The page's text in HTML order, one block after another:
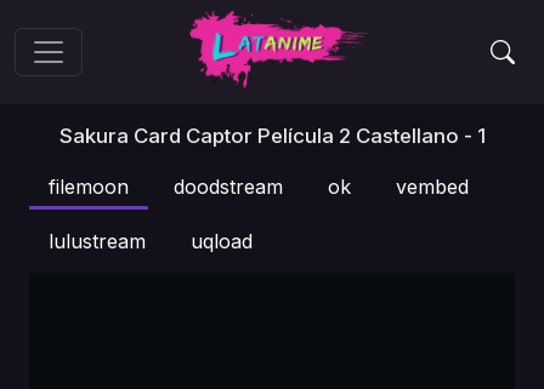
Sakura Card Captor Película 2 Castellano - 1
filemoon doodstream ok vembed
lulustream uqload